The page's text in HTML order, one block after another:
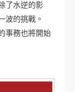
了水逆的影
波的挑戰。
事務也將開始